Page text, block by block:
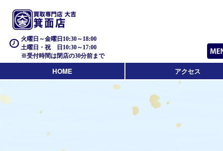
火曜日～金曜日10:30～18:00
土曜日・祝 日10:30～17:00
※受付時間は閉店の30分前まで
HOME アクセス